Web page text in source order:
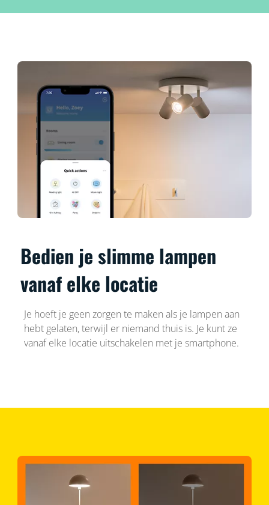
Bedien je slimme lampen
vanaf elke locatie
Je hoeft je geen zorgen te maken als je lampen aan
hebt gelaten, terwijl er niemand thuis is. Je kunt ze
vanaf elke locatie uitschakelen met je smartphone.